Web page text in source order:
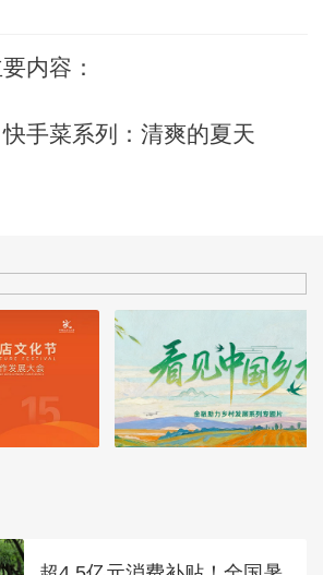
内容：
手菜系列：清爽的夏天